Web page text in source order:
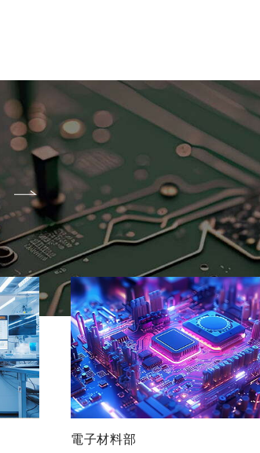
電子材料部